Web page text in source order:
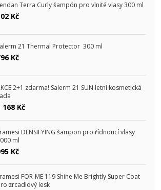
Terra Curly šampón pro vlnité vlasy 300 ml
Kč
21 Thermal Protector 300 ml
Kč
2+1 zdarma! Salerm 21 SUN letní kosmetická
168 Kč
DENSIFYING šampon pro řídnoucí vlasy
ml
Kč
FOR-ME 119 Shine Me Brightly Super Coat
zrcadlový lesk